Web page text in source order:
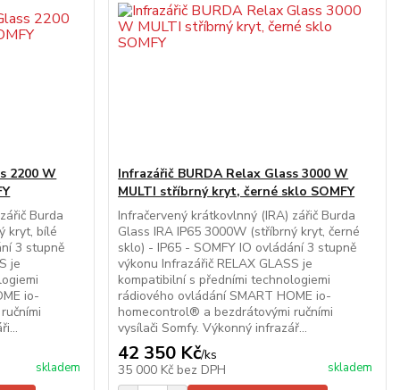
2200 W
Burda
kryt, bílé
3 stupně
je
io-
skladem
Infrazářič BURDA Relax Glass 3000 W
MULTI stříbrný kryt, černé sklo SOMFY
Infračervený krátkovlnný (IRA) zářič Burda
Glass IRA IP65 3000W (stříbrný kryt, černé
sklo) - IP65 - SOMFY IO ovládání 3 stupně
výkonu Infrazářič RELAX GLASS je
kompatibilní s předními technologiemi
rádiového ovládání SMART HOME io-
homecontrol® a bezdrátovými ručními
vysílači Somfy. Výkonný infrazář...
42 350 Kč/ks
35 000 Kč bez DPH skladem